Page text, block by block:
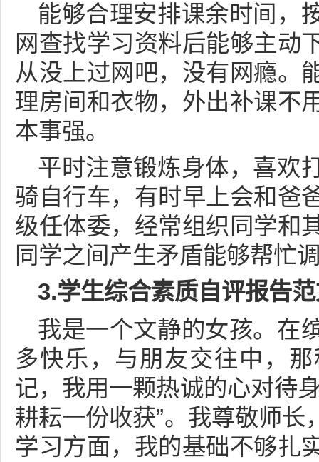
能够合理安排课余时间，
网查找学习资料后能够主动
从没上过网吧，没有网瘾。
理房间和衣物，外出补课不
本事强。
平时注意锻炼身体，喜欢
骑自行车，有时早上会和爸
级任体委，经常组织同学和
同学之间产生矛盾能够帮忙
3.学生综合素质自评报告
我是一个文静的女孩。在
多快乐，与朋友交往中，
记，我用一颗热诚的心对待
耕耘一份收获”。我尊敬师
学习方面，我的基础不够扎